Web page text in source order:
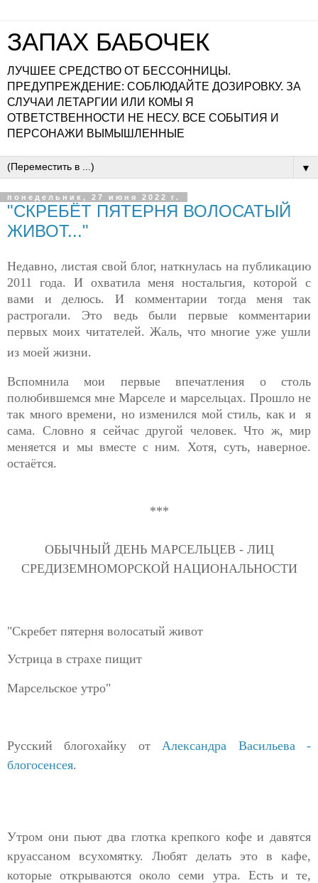
ЗАПАХ БАБОЧЕК
ЛУЧШЕЕ СРЕДСТВО ОТ БЕССОННИЦЫ.
ПРЕДУПРЕЖДЕНИЕ: СОБЛЮДАЙТЕ ДОЗИРОВКУ. ЗА
СЛУЧАИ ЛЕТАРГИИ ИЛИ КОМЫ Я
ОТВЕТСТВЕННОСТИ НЕ НЕСУ. ВСЕ СОБЫТИЯ И
ПЕРСОНАЖИ ВЫМЫШЛЕННЫЕ
▼
понедельник, 27 июня 2022 г.
"СКРЕБЁТ ПЯТЕРНЯ ВОЛОСАТЫЙ
ЖИВОТ..."
Недавно, листая свой блог, наткнулась на публикацию
2011 года. И охватила меня ностальгия, которой с
вами и делюсь. И комментарии тогда меня так
растрогали. Это ведь были первые комментарии
первых моих читателей. Жаль, что многие уже ушли
из моей жизни.
Вспомнила мои первые впечатления о столь
полюбившемся мне Марселе и марсельцах. Прошло не
так много времени, но изменился мой стиль, как и я
сама. Словно я сейчас другой человек. Что ж, мир
меняется и мы вместе с ним. Хотя, суть, наверное.
остаётся.
***
ОБЫЧНЫЙ ДЕНЬ МАРСЕЛЬЦЕВ - ЛИЦ
СРЕДИЗЕМНОМОРСКОЙ НАЦИОНАЛЬНОСТИ
"Скребет пятерня волосатый живот
Устрица в страхе пищит
Марсельское утро"
Русский блогохайку от Александра Васильева -
блогосенсея.
Утром они пьют два глотка крепкого кофе и давятся
круассаном всухомятку. Любят делать это в кафе,
которые открываются около семи утра. Есть и те,